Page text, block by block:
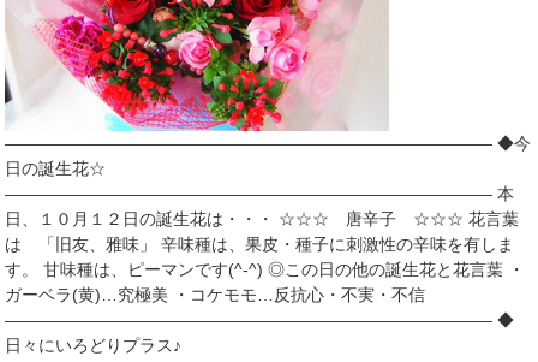
――――――――――――――――――――――――――――― ◆今
日の誕生花☆
――――――――――――――――――――――――――――― 本
日、１０月１２日の誕生花は・・・ ☆☆☆ 唐辛子 ☆☆☆ 花言葉
は 「旧友、雅味」 辛味種は、果皮・種子に刺激性の辛味を有しま
す。 甘味種は、ピーマンです(^-^) ◎この日の他の誕生花と花言葉 ・
ガーベラ(黄)…究極美 ・コケモモ…反抗心・不実・不信
――――――――――――――――――――――――――――― ◆
日々にいろどりプラス♪